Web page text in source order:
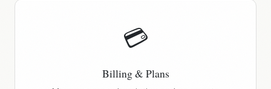
💳
Billing & Plans